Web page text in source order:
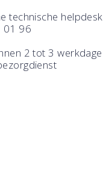
technische helpdesk
01 96
2 tot 3 werkdagen